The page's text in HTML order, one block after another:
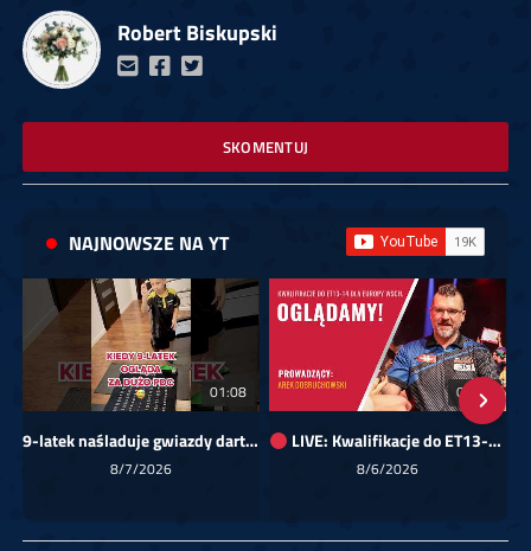
Robert Biskupski
SKOMENTUJ
NAJNOWSZE NA YT
01:08
9-latek naśladuje gwiazdy darta!
8/7/2026
00:00
LIVE: Kwalifikacje do ET13-14 dla Europy Wschodniej
8/6/2026